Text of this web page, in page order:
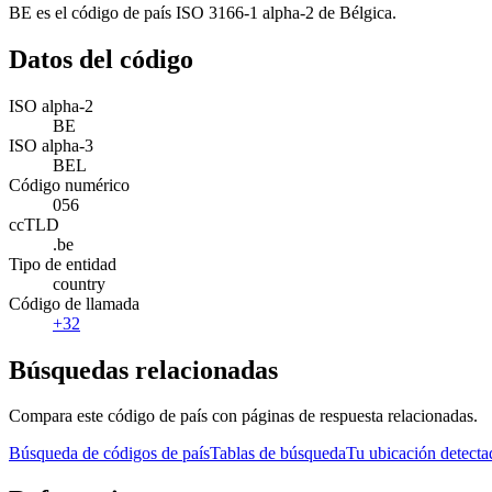
BE es el código de país ISO 3166-1 alpha-2 de Bélgica.
Datos del código
ISO alpha-2
BE
ISO alpha-3
BEL
Código numérico
056
ccTLD
.be
Tipo de entidad
country
Código de llamada
+32
Búsquedas relacionadas
Compara este código de país con páginas de respuesta relacionadas.
Búsqueda de códigos de paísTablas de búsquedaTu ubicación